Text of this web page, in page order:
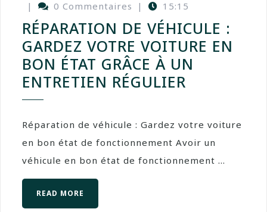
|
0 Commentaires | 15:15
RÉPARATION DE VÉHICULE :
GARDEZ VOTRE VOITURE EN
BON ÉTAT GRÂCE À UN
ENTRETIEN RÉGULIER
Réparation de véhicule : Gardez votre voiture
en bon état de fonctionnement Avoir un
véhicule en bon état de fonctionnement ...
READ MORE